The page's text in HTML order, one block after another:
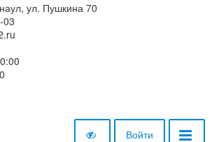
ул. Пушкина 70
03
Войти